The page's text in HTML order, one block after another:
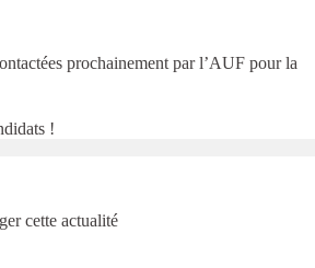
prochainement par l’AUF pour la
!
cette actualité